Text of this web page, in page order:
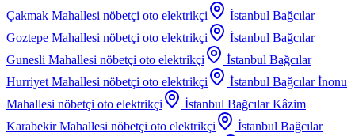
Çakmak Mahallesi nöbetçi oto elektrikçi
İstanbul Bağcılar
Goztepe Mahallesi nöbetçi oto elektrikçi
İstanbul Bağcılar
Gunesli Mahallesi nöbetçi oto elektrikçi
İstanbul Bağcılar
Hurriyet Mahallesi nöbetçi oto elektrikçi
İstanbul Bağcılar İnonu
Mahallesi nöbetçi oto elektrikçi
İstanbul Bağcılar Kâzim
Karabekir Mahallesi nöbetçi oto elektrikçi
İstanbul Bağcılar